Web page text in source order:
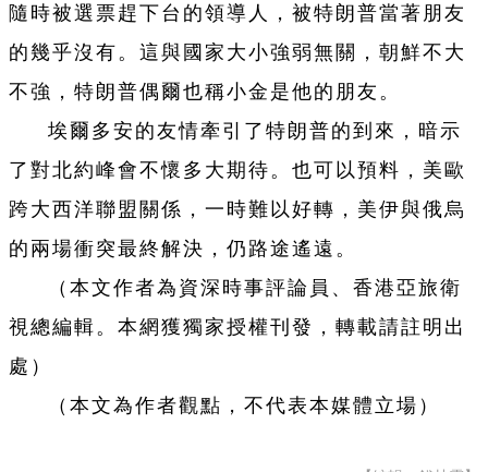
隨時被選票趕下台的領導人，被特朗普當著朋友
的幾乎沒有。這與國家大小強弱無關，朝鮮不大
不強，特朗普偶爾也稱小金是他的朋友。
埃爾多安的友情牽引了特朗普的到來，暗示
了對北約峰會不懷多大期待。也可以預料，美歐
跨大西洋聯盟關係，一時難以好轉，美伊與俄烏
的兩場衝突最終解決，仍路途遙遠。
（本文作者為資深時事評論員、香港亞旅衛
視總編輯。本網獲獨家授權刊發，轉載請註明出
處）
（本文為作者觀點，不代表本媒體立場）